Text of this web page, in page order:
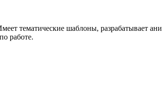
тематические шаблоны, разрабатывает
работе.